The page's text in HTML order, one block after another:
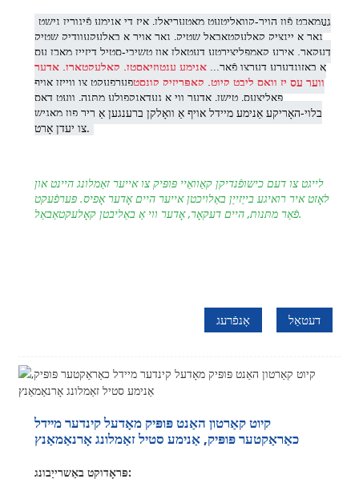
געמאַכט פֿון הויך-קוואַליטעט מאַטעריאַלן, איז די אַנימע פֿיגורין נישט
נאָר אַ יינציק קאָלעקטאַבאַל שטיק, נאָר אויך אַ באַלעקעוודיק שטיק
דעקאָר. אירע קאָמפּליצירטע דעטאַלן און טשיבי-סטיל דיזיין מאַכן עס
אַ באַזונדערע דערצו פֿאַר...אַנימע ענטוזיאַסטן, קאָלעקטאָרן, אָדער
ווער עס יז וואָס ליבט קיוט, קאַפּריזיק קונסטפערפעקט צו ווייזן אויף
פּאָליצעס, טישן, אדער ווי אַ געדאַנקפולע מתּנה, וועט דאָס
בלוי-האָריקע אַנימע מיידל אויף אַ וואָלקן ברענגען אַ ריר פון מאַגיש
צו יעדן אָרט.
לייגט צו דעם כישופֿנדיקן קאַוואַיי פּופּיק צו אייער זאַמלונג היינט און
לאָזט איר רואיגע בייַזייַן באַלויכטן אייער היים אָדער אָפיס. פּערפֿעקט
פֿאַר מתּנות, היים דעקאָר, אָדער ווי אַ באַליבטן קאָלעקטאַבאַל.
אָנפֿרעג דעטאַל
קיוט קאַרטון האַנט פּופּיק מאָדעל קינדער מיידל
כאַראַקטער פּופּיק, אַנימע סטיל זאַמלונג אָרנאַמאַנץ
פּראָדוקט באַשרייַבונג: